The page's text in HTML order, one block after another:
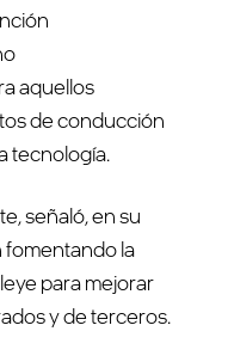
aquellos
de conducción
tecnología.
señaló, en su
fomentando la
para mejorar
y de terceros.